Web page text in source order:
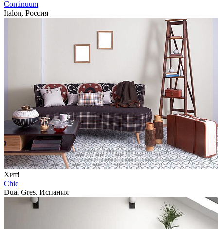
Continuum
Italon, Россия
Хит!
Chic
Dual Gres, Испания